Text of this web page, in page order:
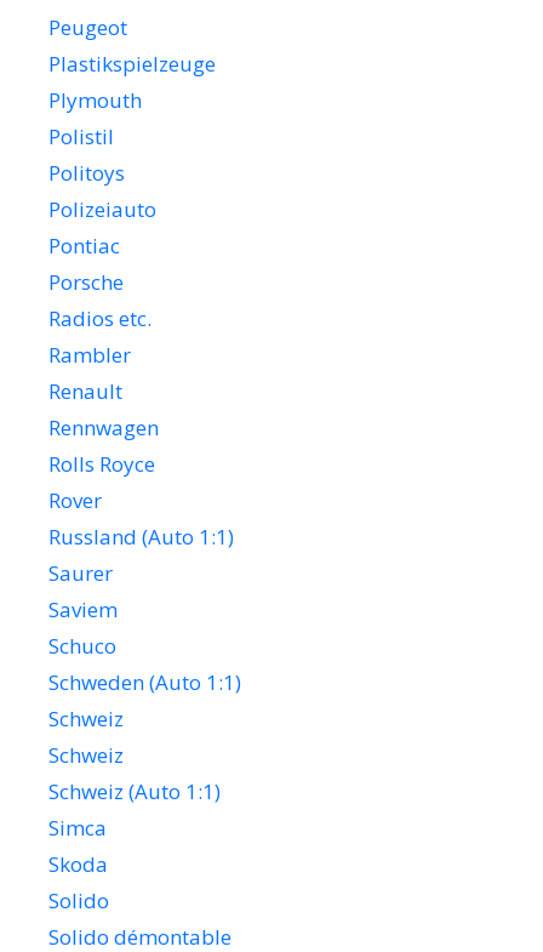
Peugeot
Plastikspielzeuge
Plymouth
Polistil
Politoys
Polizeiauto
Pontiac
Porsche
Radios etc.
Rambler
Renault
Rennwagen
Rolls Royce
Rover
Russland (Auto 1:1)
Saurer
Saviem
Schuco
Schweden (Auto 1:1)
Schweiz
Schweiz
Schweiz (Auto 1:1)
Simca
Skoda
Solido
Solido démontable